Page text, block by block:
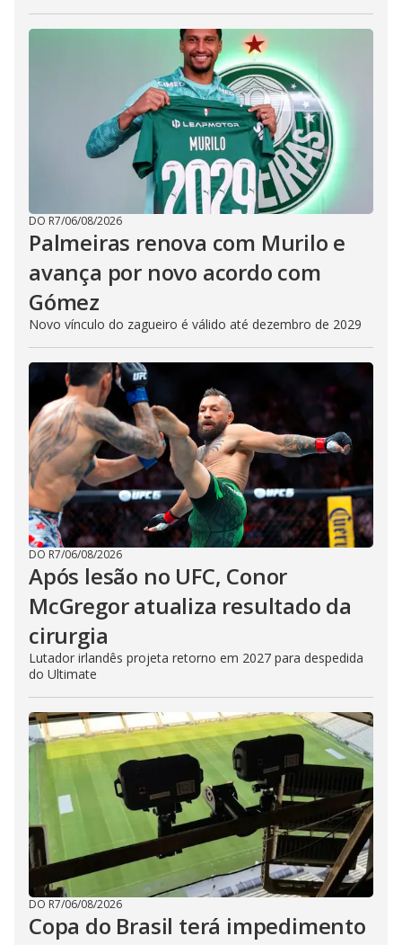
DO R7/06/08/2026
Palmeiras renova com Murilo e
avança por novo acordo com
Gómez
Novo vínculo do zagueiro é válido até dezembro de 2029
DO R7/06/08/2026
Após lesão no UFC, Conor
McGregor atualiza resultado da
cirurgia
Lutador irlandês projeta retorno em 2027 para despedida
do Ultimate
DO R7/06/08/2026
Copa do Brasil terá impedimento